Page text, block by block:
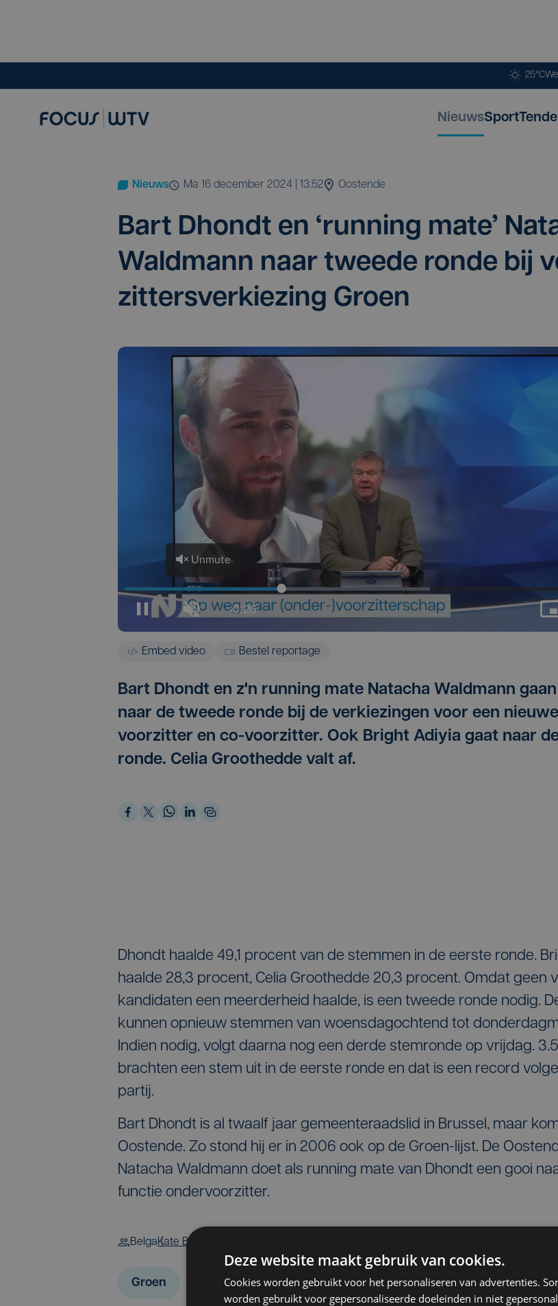
25°C
NieuwsSport
Nieuws ma 16 december 2024 | 13:52 Oostende
Bart Dhondt en ‘run­ning mate’
Wald­mann naar twee­de ron­de bij
zit­ters­ver­kie­zing Groen
Embed video Bestel reportage
Bart Dhondt en z'n running mate Natacha Waldmann
naar de tweede ronde bij de verkiezingen voor een
voorzitter en co-voorzitter. Ook Bright Adiyia gaat naar
ronde. Celia Groothedde valt af.
Dhondt haalde 49,1 procent van de stemmen in de eerste ronde.
haalde 28,3 procent, Celia Groothedde 20,3 procent. Omdat geen
kandidaten een meerderheid haalde, is een tweede ronde nodig.
kunnen opnieuw stemmen van woensdagochtend tot
Indien nodig, volgt daarna nog een derde stemronde op vrijdag.
brachten een stem uit in de eerste ronde en dat is een record
partij.
Bart Dhondt is al twaalf jaar gemeenteraadslid in Brussel, maar
Oostende. Zo stond hij er in 2006 ook op de Groen-lijst. De
Natacha Waldmann doet als running mate van Dhondt een gooi
functie ondervoorzitter.
BelgaKate Baert
Groen
Deze website maakt gebruik van cookies.
Cookies worden gebruikt voor het personaliseren van advertenties.
worden gebruikt voor gepersonaliseerde doeleinden in niet